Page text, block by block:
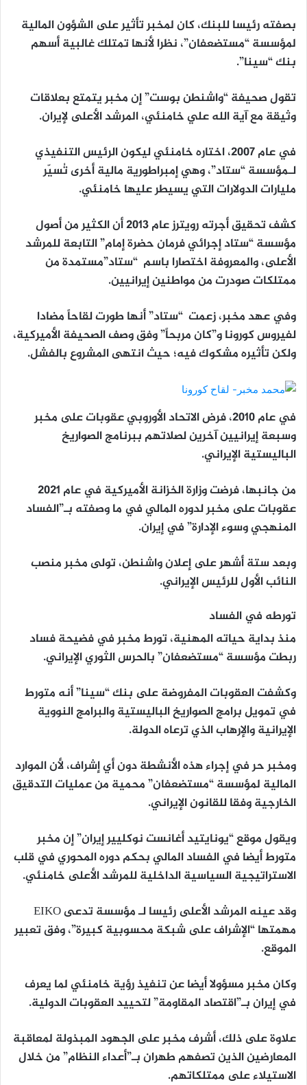
بصفته رئيسا للبنك، كان لمخبر تأثير على الشؤون المالية
لمؤسسة “مستضعفان”، نظرا لأنها تمتلك غالبية أسهم
بنك “سينا”.
تقول صحيفة “واشنطن بوست” إن مخبر يتمتع بعلاقات
وثيقة مع آية الله علي خامنئي، المرشد الأعلى لإيران.
في عام 2007، اختاره خامنئي ليكون الرئيس التنفيذي
لـمؤسسة “ستاد”، وهي إمبراطورية مالية أخرى تُسيّر
مليارات الدولارات التي يسيطر عليها خامنئي.
كشف تحقيق أجرته رويترز عام 2013 أن الكثير من أصول
مؤسسة “ستاد إجرائي فرمان حضرة إمام” التابعة للمرشد
الأعلى، والمعروفة اختصارا باسم “ستاد”مستمدة من
ممتلكات صودرت من مواطنين إيرانيين.
وفي عهد مخبر، زعمت “ستاد” أنها طورت لقاحاً مضادا
لفيروس كورونا و”كان مربحاً” وفق وصف الصحيفة الأميركية،
ولكن تأثيره مشكوك فيه؛ حيث انتهى المشروع بالفشل.
في عام 2010، فرض الاتحاد الأوروبي عقوبات على مخبر
وسبعة إيرانيين آخرين لصلاتهم ببرنامج الصواريخ
الباليستية الإيراني.
من جانبها، فرضت وزارة الخزانة الأميركية في عام 2021
عقوبات على مخبر لدوره المالي في ما وصفته بـ”الفساد
المنهجي وسوء الإدارة” في إيران.
وبعد ستة أشهر على إعلان واشنطن، تولى مخبر منصب
النائب الأول للرئيس الإيراني.
تورطه في الفساد
منذ بداية حياته المهنية، تورط مخبر في فضيحة فساد
ربطت مؤسسة “مستضعفان” بالحرس الثوري الإيراني.
وكشفت العقوبات المفروضة على بنك “سينا” أنه متورط
في تمويل برامج الصواريخ الباليستية والبرامج النووية
الإيرانية والإرهاب الذي ترعاه الدولة.
ومخبر حر في إجراء هذه الأنشطة دون أي إشراف، لأن الموارد
المالية لمؤسسة “مستضعفان” محمية من عمليات التدقيق
الخارجية وفقا للقانون الإيراني.
ويقول موقع “يونايتيد أغانست نوكليير إيران” إن مخبر
متورط أيضا في الفساد المالي بحكم دوره المحوري في قلب
الاستراتيجية السياسية الداخلية للمرشد الأعلى خامنئي.
وقد عينه المرشد الأعلى رئيسا لـ مؤسسة تدعى EIKO
مهمتها “الإشراف على شبكة محسوبية كبيرة”، وفق تعبير
الموقع.
وكان مخبر مسؤولا أيضا عن تنفيذ رؤية خامنئي لما يعرف
في إيران بـ”اقتصاد المقاومة” لتحييد العقوبات الدولية.
علاوة على ذلك، أشرف مخبر على الجهود المبذولة لمعاقبة
المعارضين الذين تصفهم طهران بـ”أعداء النظام” من خلال
الاستيلاء على ممتلكاتهم.